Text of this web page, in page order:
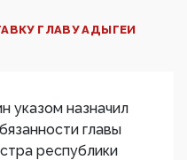
ГЛАВУ АДЫГЕИ
указом назначил
главы
республики